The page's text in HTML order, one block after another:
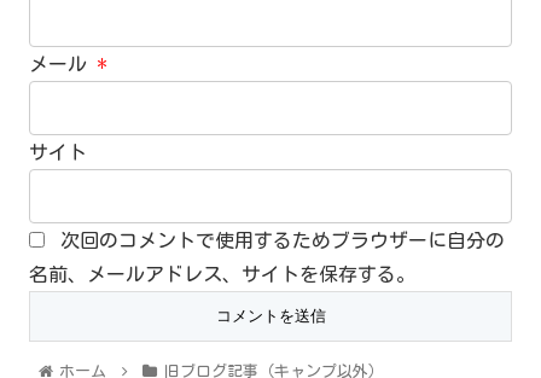
メール *
サイト
次回のコメントで使用するためブラウザーに自分の
名前、メールアドレス、サイトを保存する。
ホーム 旧ブログ記事（キャンプ以外）